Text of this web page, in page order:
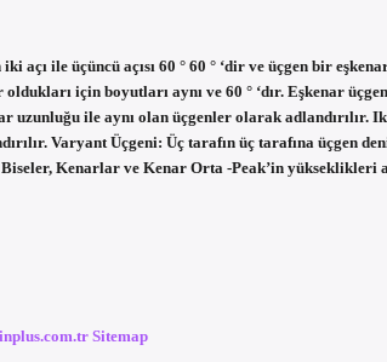
açı ile üçüncü açısı 60 ° 60 ° ‘dir ve üçgen bir
için boyutları aynı ve 60 ° ‘dır. Eşkenar
uzunluğu ile aynı olan üçgenler olarak
Varyant Üçgeni: Üç tarafın üç tarafına üçgen
Kenarlar ve Kenar Orta -Peak’in yükseklikleri
Sitemap